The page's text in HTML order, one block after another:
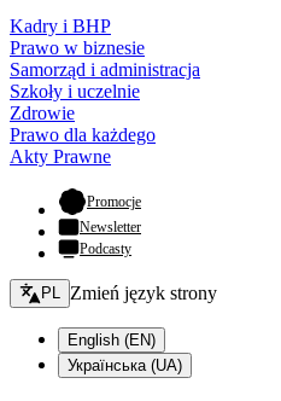
Kadry i BHP
Prawo w biznesie
Samorząd i administracja
Szkoły i uczelnie
Zdrowie
Prawo dla każdego
Akty Prawne
Promocje- otwiera się w nowej
Newsletter
Podcasty
Zmień język - bieżący:
PL Zmień język strony
English (EN)
Українська (UA)